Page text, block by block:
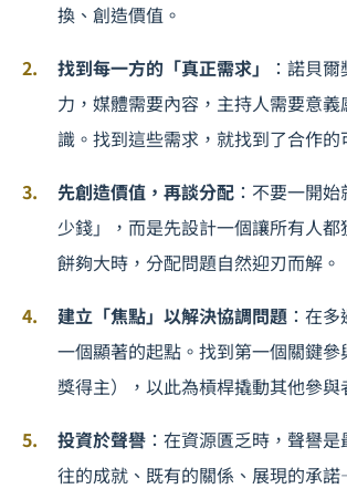
換、創造價值。
找到每一方的「真正需求」
：諾貝
力，媒體需要內容，主持人需要意
識。找到這些需求，就找到了合作的
先創造價值，再談分配 ：不要一開
少錢」，而是先設計一個讓所有人
餅夠大時，分配問題自然迎刃而解。
建立「焦點」以解決協調問題 ：在
一個顯著的起點。找到第一個關鍵參
獎得主），以此為槓桿撬動其他參與
投資於聲譽 ：在資源匱乏時，聲譽
往的成就、既有的關係、展現的承